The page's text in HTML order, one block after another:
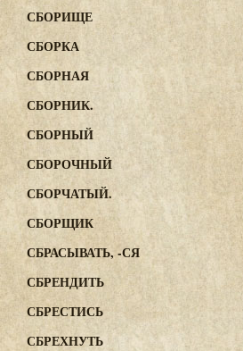
СБОРИЩЕ
СБОРКА
СБОРНАЯ
СБОРНИК.
СБОРНЫЙ
СБОРОЧНЫЙ
СБОРЧАТЫЙ.
СБОРЩИК
СБРАСЫВАТЬ, -СЯ
СБРЕНДИТЬ
СБРЕСТИСЬ
СБРЕХНУТЬ